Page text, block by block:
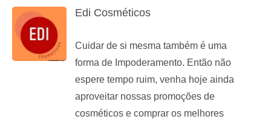
Edi Cosméticos
Cuidar de si mesma também é uma
forma de Impoderamento. Então não
espere tempo ruim, venha hoje ainda
aproveitar nossas promoções de
cosméticos e comprar os melhores